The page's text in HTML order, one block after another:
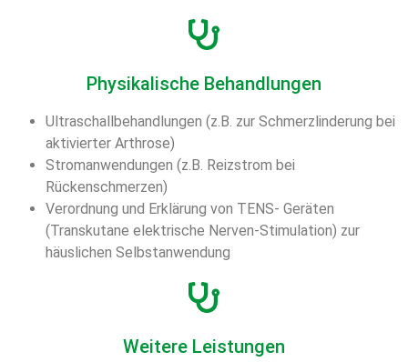
Physikalische Behandlungen
Ultraschallbehandlungen (z.B. zur Schmerzlinderung bei
aktivierter Arthrose)
Stromanwendungen (z.B. Reizstrom bei
Rückenschmerzen)
Verordnung und Erklärung von TENS- Geräten
(Transkutane elektrische Nerven-Stimulation) zur
häuslichen Selbstanwendung
Weitere Leistungen